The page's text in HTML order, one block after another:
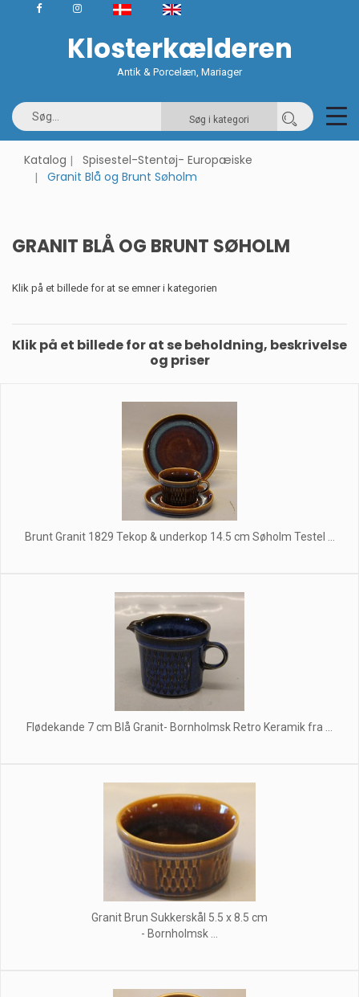
Klosterkælderen
Antik & Porcelæn, Mariager
Søg i kategori
Katalog
Spisestel-Stentøj- Europæiske
Granit Blå og Brunt Søholm
GRANIT BLÅ OG BRUNT SØHOLM
Klik på et billede for at se emner i kategorien
Klik på et billede for at se beholdning, beskrivelse
og priser
Brunt Granit 1829 Tekop & underkop 14.5 cm Søholm Testel ...
Flødekande 7 cm Blå Granit- Bornholmsk Retro Keramik fra ...
Granit Brun Sukkerskål 5.5 x 8.5 cm
- Bornholmsk ...